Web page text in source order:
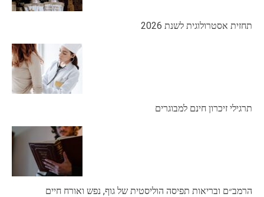
תחזית אסטרולוגית לשנת 2026
תרגילי זיכרון חינם למבוגרים
הרמב״ם ובריאות תפיסה הוליסטית של גוף, נפש ואורח חיים